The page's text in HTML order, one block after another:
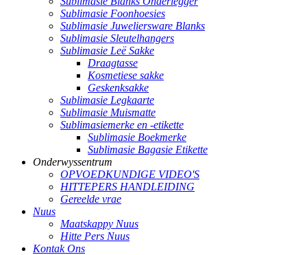
Sublimasie Foonhoesies
Sublimasie Juweliersware Blanks
Sublimasie Sleutelhangers
Sublimasie Leë Sakke
Draagtasse
Kosmetiese sakke
Geskenksakke
Sublimasie Legkaarte
Sublimasie Muismatte
Sublimasiemerke en -etikette
Sublimasie Boekmerke
Sublimasie Bagasie Etikette
Onderwyssentrum
OPVOEDKUNDIGE VIDEO'S
HITTEPERS HANDLEIDING
Gereelde vrae
Nuus
Maatskappy Nuus
Hitte Pers Nuus
Kontak Ons